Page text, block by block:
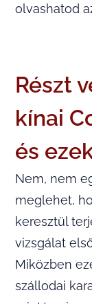
olvashatod
Részt
kínai
és
Nem, nem
meglehet,
keresztül
vizsgálat
Miközben
szállodai